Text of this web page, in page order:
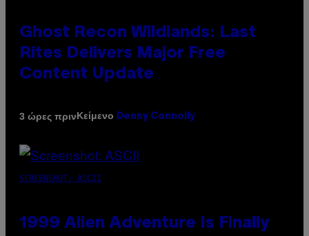
Ghost Recon Wildlands: Last
Rites Delivers Major Free
Content Update
3 ώρες πρινΚείμενο Denny Connolly
SCREENSHOT: ASCII
1999 Alien Adventure Is Finally